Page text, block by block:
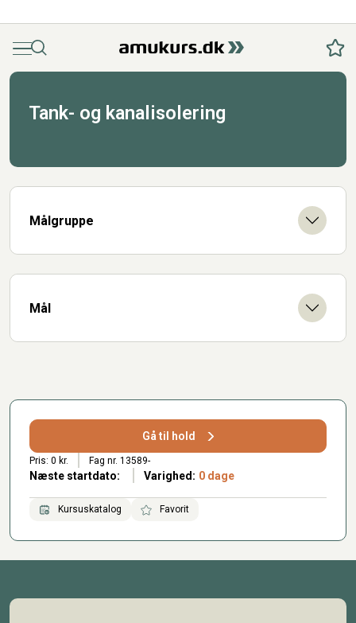
MenuSøg
Tank- og kanalisolering
Målgruppe
Mål
Gå til hold
Pris: 0 kr. Fag nr. 13589-
Næste startdato: Varighed: 0 dage
Kursuskatalog Favorit